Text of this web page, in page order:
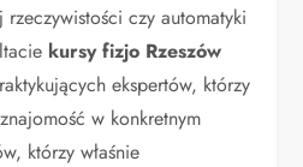
czy automatyki
kursy fizjo Rzeszów
ekspertów, którzy
w konkretnym
którzy właśnie